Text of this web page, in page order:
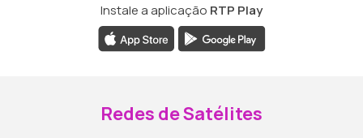
Instale a aplicação RTP Play
Redes de Satélites